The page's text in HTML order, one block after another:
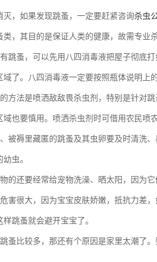
，如果发现跳蚤，一定要赶紧咨询杀虫
，其目的是保证人类的健康，故需专业
跳蚤，可以先用八四消毒液把屋子彻底
了。八四消毒液一定要按照瓶体说明上
方法是喷洒敌敌畏杀虫剂，特别是针对
也要慎用。喷洒杀虫剂时可借用农民喷
被褥里藏匿的跳蚤及其虫卵要及时清洗
虫。
的还要经常给宠物洗澡、晒太阳，因为
害很大，因为宝宝皮肤娇嫩，抵抗力差
跳蚤就会避开宝宝了。
蚤比较多，那还有个原因是家里太潮了